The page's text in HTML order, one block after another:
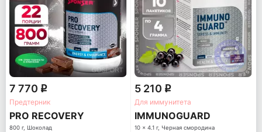
7 770 q
Предтерник
PRO RECOVERY
800 г, Шоколад
5 210 q
Для иммунитета
IMMUNOGUARD
10 x 4.1 г, Черная смородина